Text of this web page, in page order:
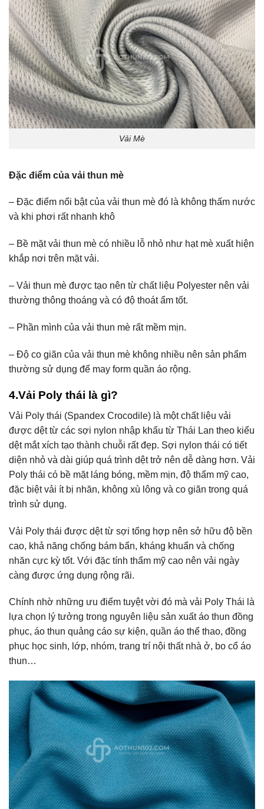
Vải Mè
Đặc điểm của vải thun mè
– Đặc điểm nổi bật của vải thun mè đó là không thấm nước
và khi phơi rất nhanh khô
– Bề mặt vải thun mè có nhiều lỗ nhỏ như hạt mè xuất hiện
khắp nơi trên mặt vải.
– Vải thun mè được tạo nên từ chất liệu Polyester nên vải
thường thông thoáng và có độ thoát ẩm tốt.
– Phần mình của vải thun mè rất mềm mịn.
– Độ co giãn của vải thun mè không nhiều nên sản phẩm
thường sử dụng để may form quần áo rộng.
4.Vải Poly thái là gì?
Vải Poly thái (Spandex Crocodile) là một chất liệu vải
được dệt từ các sợi nylon nhập khẩu từ Thái Lan theo kiểu
dệt mắt xích tạo thành chuỗi rất đẹp. Sợi nylon thái có tiết
diện nhỏ và dài giúp quá trình dệt trở nên dễ dàng hơn. Vải
Poly thái có bề mặt láng bóng, mềm mịn, độ thẩm mỹ cao,
đặc biệt vải ít bị nhăn, không xù lông và co giãn trong quá
trình sử dụng.
Vải Poly thái được dệt từ sợi tổng hợp nên sở hữu độ bền
cao, khả năng chống bám bẩn, kháng khuẩn và chống
nhăn cực kỳ tốt. Với đặc tính thẩm mỹ cao nên vải ngày
càng được ứng dụng rộng rãi.
Chính nhờ những ưu điểm tuyệt vời đó mà vải Poly Thái là
lựa chọn lý tưởng trong nguyên liệu sản xuất áo thun đồng
phục, áo thun quảng cáo sự kiện, quần áo thể thao, đồng
phục học sinh, lớp, nhóm, trang trí nội thất nhà ở, bo cổ áo
thun…